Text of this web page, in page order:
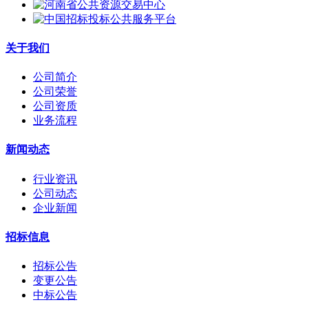
关于我们
公司简介
公司荣誉
公司资质
业务流程
新闻动态
行业资讯
公司动态
企业新闻
招标信息
招标公告
变更公告
中标公告